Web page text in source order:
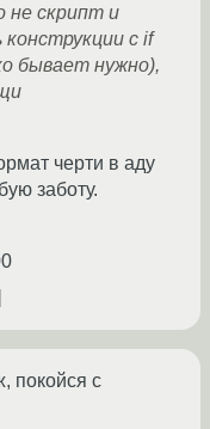
не скрипт и
конструкции с if
бывает нужно),
черти в аду
заботу.
покойся с